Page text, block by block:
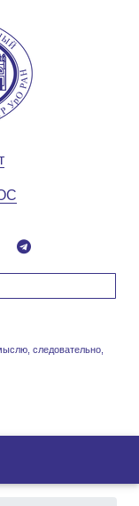
следовательно,